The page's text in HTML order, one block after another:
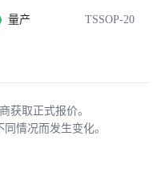
量产 TSSOP-20
获取正式报价。
情况而发生变化。